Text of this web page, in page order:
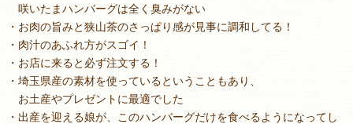
咲いたまハンバーグは全く臭みがない
・お肉の旨みと狭山茶のさっぱり感が見事に調和してる！
・肉汁のあふれ方がスゴイ！
・お店に来ると必ず注文する！
・埼玉県産の素材を使っているということもあり、
お土産やプレゼントに最適でした
・出産を迎える娘が、このハンバーグだけを食べるようになってし